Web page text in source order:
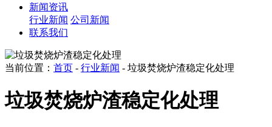
新闻资讯
行业新闻 公司新闻
联系我们
当前位置： 首页 - 行业新闻 - 垃圾焚烧炉渣稳定化处理
垃圾焚烧炉渣稳定化处理